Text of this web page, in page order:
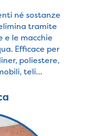
né sostanze
tramite
e le macchie
Efficace per
poliestere,
teli…